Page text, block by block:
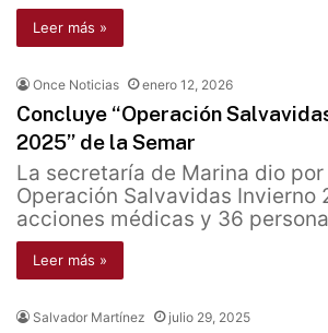
Leer más »
Once Noticias enero 12, 2026
Concluye “Operación
2025” de la Semar
La secretaría de Marina dio
Operación Salvavidas Invierno
acciones médicas y 36
Leer más »
Salvador Martínez julio 29, 2025